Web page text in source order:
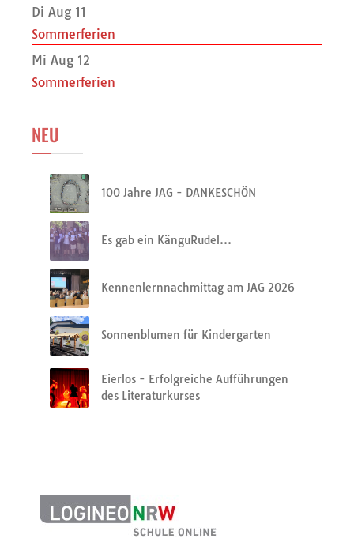
Di Aug 11
Sommerferien
Mi Aug 12
Sommerferien
NEU
100 Jahre JAG - DANKESCHÖN
Es gab ein KänguRudel…
Kennenlernnachmittag am JAG 2026
Sonnenblumen für Kindergarten
Eierlos - Erfolgreiche Aufführungen
des Literaturkurses